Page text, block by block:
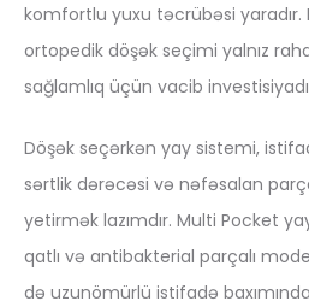
komfortlu yuxu təcrübəsi yaradır.
ortopedik döşək seçimi yalnız
sağlamlıq üçün vacib
Döşək seçərkən yay sistemi,
sərtlik dərəcəsi və nəfəsalan
yetirmək lazımdır. Multi Pocket
qatlı və antibakterial parçalı
də uzunömürlü istifadə